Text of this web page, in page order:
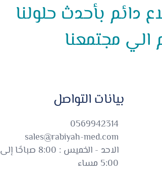
دائم بأحدث حلولنا
الي مجتمعنا
بيانات التواصل
0569942314
sales@rabiyah-med.com
الاحد - الخميس : 8:00 صباحًا إلى
5:00 مساء